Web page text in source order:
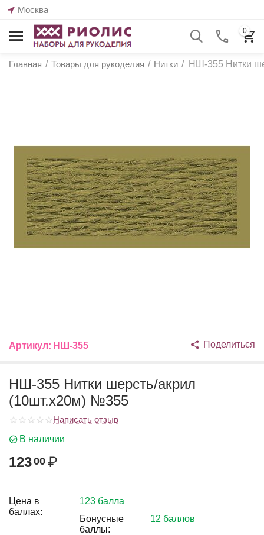
Москва
0
Главная / Товары для рукоделия / Нитки / НШ-355 Нитки
Артикул: НШ-355 Поделиться
НШ-355 Нитки шерсть/акрил
(10шт.х20м) №355
Написать отзыв
В наличии
12300 ₽
Цена в
баллах:
123 балла
Бонусные
баллы:
12 баллов